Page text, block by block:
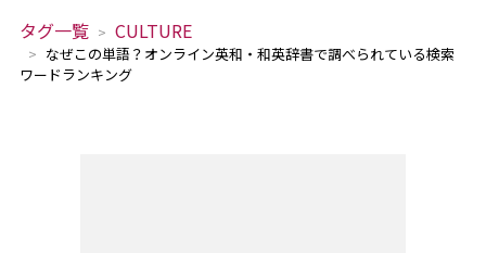
タグ一覧 CULTURE
なぜこの単語？オンライン英和・和英辞書で調べられている検索
ワードランキング